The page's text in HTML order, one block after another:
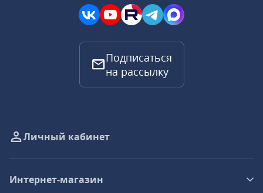
Подписаться
на рассылку
Личный кабинет
Интернет-магазин